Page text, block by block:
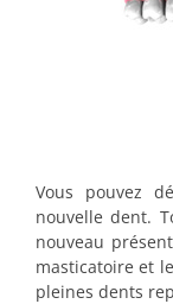
Vous pouvez
nouvelle dent.
nouveau
masticatoire et
pleines dents